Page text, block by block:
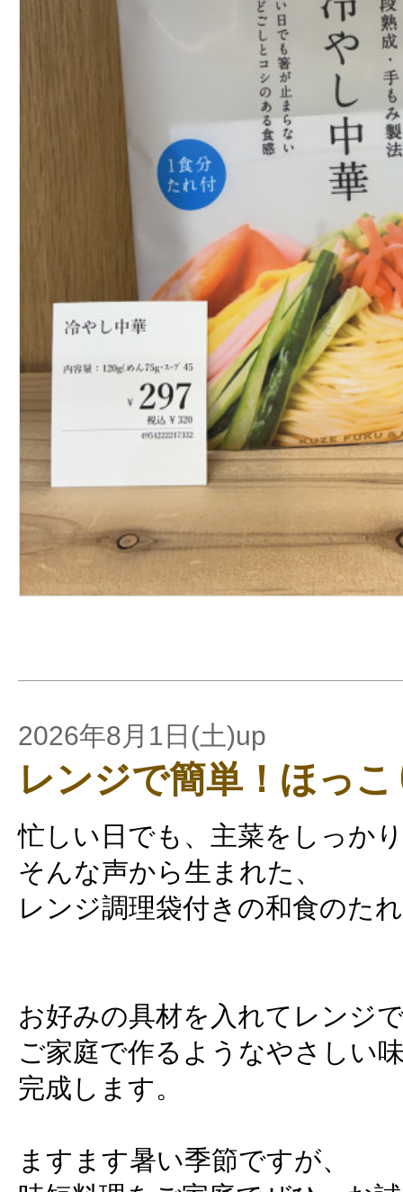
2026年8月1日(土)up
レンジで簡単！ほっ
忙しい日でも、主菜をしっか
そんな声から生まれた、
レンジ調理袋付きの和食のた
お好みの具材を入れてレンジ
ご家庭で作るようなやさしい
完成します。
ますます暑い季節ですが、